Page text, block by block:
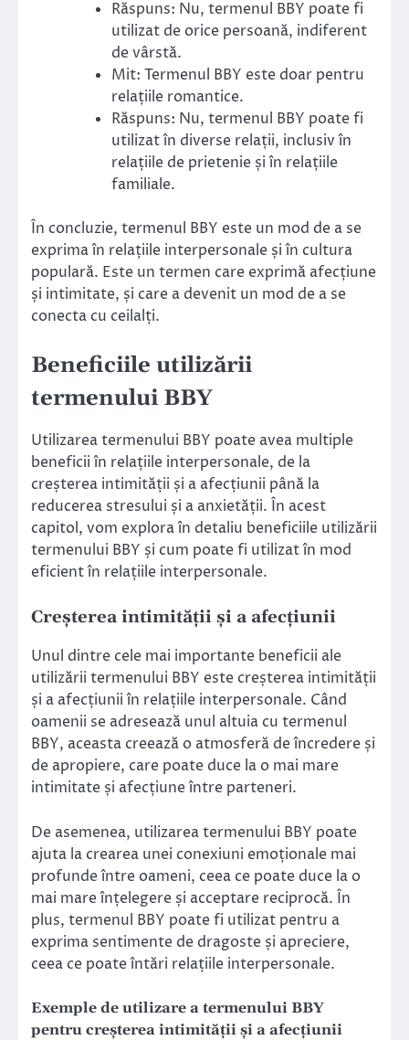
Răspuns: Nu, termenul BBY poate fi
utilizat de orice persoană, indiferent
de vârstă.
Mit: Termenul BBY este doar pentru
relațiile romantice.
Răspuns: Nu, termenul BBY poate fi
utilizat în diverse relații, inclusiv în
relațiile de prietenie și în relațiile
familiale.
În concluzie, termenul BBY este un mod de a se
exprima în relațiile interpersonale și în cultura
populară. Este un termen care exprimă afecțiune
și intimitate, și care a devenit un mod de a se
conecta cu ceilalți.
Beneficiile utilizării
termenului BBY
Utilizarea termenului BBY poate avea multiple
beneficii în relațiile interpersonale, de la
creșterea intimității și a afecțiunii până la
reducerea stresului și a anxietății. În acest
capitol, vom explora în detaliu beneficiile utilizării
termenului BBY și cum poate fi utilizat în mod
eficient în relațiile interpersonale.
Creșterea intimității și a afecțiunii
Unul dintre cele mai importante beneficii ale
utilizării termenului BBY este creșterea intimității
și a afecțiunii în relațiile interpersonale. Când
oamenii se adresează unul altuia cu termenul
BBY, aceasta creează o atmosferă de încredere și
de apropiere, care poate duce la o mai mare
intimitate și afecțiune între parteneri.
De asemenea, utilizarea termenului BBY poate
ajuta la crearea unei conexiuni emoționale mai
profunde între oameni, ceea ce poate duce la o
mai mare înțelegere și acceptare reciprocă. În
plus, termenul BBY poate fi utilizat pentru a
exprima sentimente de dragoste și apreciere,
ceea ce poate întări relațiile interpersonale.
Exemple de utilizare a termenului BBY
pentru creșterea intimității și a afecțiunii